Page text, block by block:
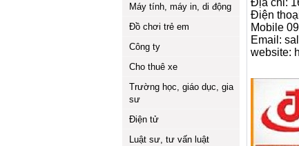
Máy tính, máy in, di động
Đồ chơi trẻ em
Công ty
Cho thuê xe
Trường học, giáo dục, gia
sư
Điện tử
Luật sư, tư vấn luật
Địa chỉ:
Điện
Mobile
Email:
website: